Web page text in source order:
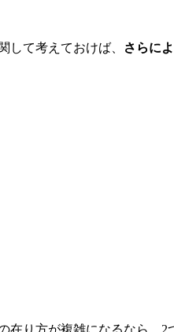
して考えておけば、 さらに